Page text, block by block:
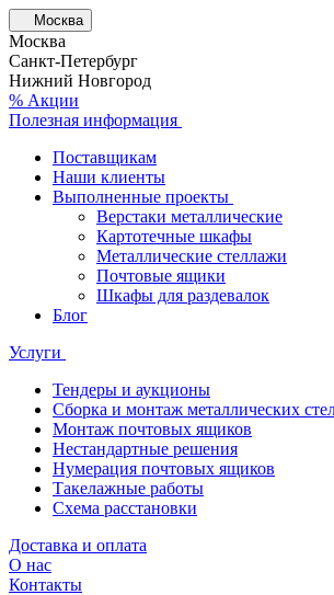
Москва
Москва
Санкт-Петербург
Нижний Новгород
% Акции
Полезная информация
Поставщикам
Наши клиенты
Выполненные проекты
Верстаки металлические
Картотечные шкафы
Металлические стеллажи
Почтовые ящики
Шкафы для раздевалок
Блог
Услуги
Тендеры и аукционы
Сборка и монтаж металлических
Монтаж почтовых ящиков
Нестандартные решения
Нумерация почтовых ящиков
Такелажные работы
Схема расстановки
Доставка и оплата
О нас
Контакты